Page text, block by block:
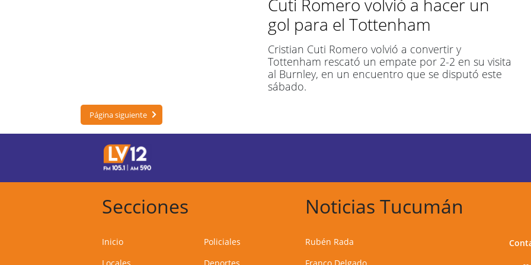
Cuti Romero volvió a hacer un
gol para el Tottenham
Cristian Cuti Romero volvió a convertir y
Tottenham rescató un empate por 2-2 en su visita
al Burnley, en un encuentro que se disputó este
sábado.
Página siguiente
Secciones
Inicio
Policiales
Noticias Tucumán
Rubén Rada